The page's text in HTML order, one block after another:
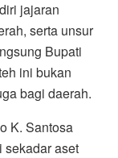
jajaran
serta unsur
Bupati
ini bukan
bagi daerah.
K. Santosa
sekadar aset